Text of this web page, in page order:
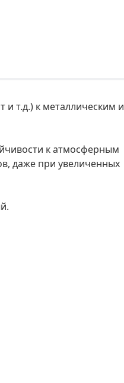
и т.д.) к металлическим и
к атмосферным
даже при увеличенных